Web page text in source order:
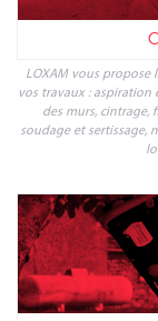
LOXAM vous
vos travaux : aspiration
des murs, cintrage,
soudage et sertissage,